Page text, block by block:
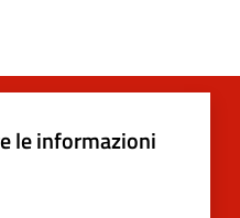
le informazioni